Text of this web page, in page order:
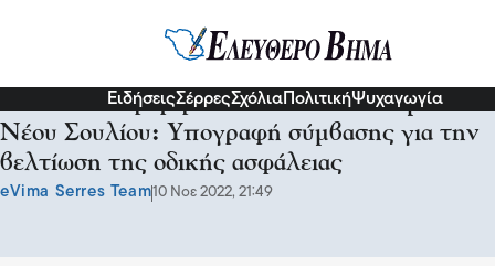
ΕιδήσειςΣέρρεςΣχόλια ΠολιτικήΨυχαγωγία
Από την Περιφέρεια στον ισόπεδο κόμβο
Νέου Σουλίου: Υπογραφή σύμβασης για την
βελτίωση της οδικής ασφάλειας
eVima Serres Team10 Νοε 2022, 21:49